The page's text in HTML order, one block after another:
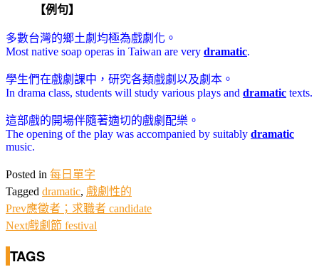
【例句】
多數台灣的鄉土劇均極為戲劇化。
Most native soap operas in Taiwan are very dramatic.
學生們在戲劇課中，研究各類戲劇以及劇本。
In drama class, students will study various plays and dramatic texts.
這部戲的開場伴隨著適切的戲劇配樂。
The opening of the play was accompanied by suitably dramatic
music.
Posted in 每日單字
Tagged dramatic, 戲劇性的
Prev應徵者；求職者 candidate
Next戲劇節 festival
TAGS